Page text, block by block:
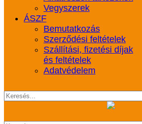
Vegyszerek
ÁSZF
Bemutatkozás
Szerződési feltételek
Szállítási, fizetési díjak
és feltételek
Adatvédelem